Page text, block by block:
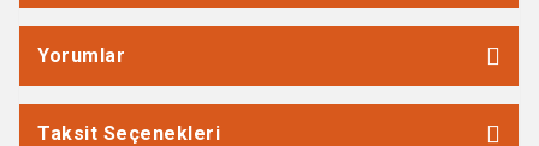
Yorumlar
Taksit Seçenekleri